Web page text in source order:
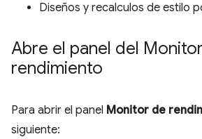
Diseños y recalculos de estilo
Abre el panel del
rendimiento
Para abrir el panel Monitor de
siguiente: